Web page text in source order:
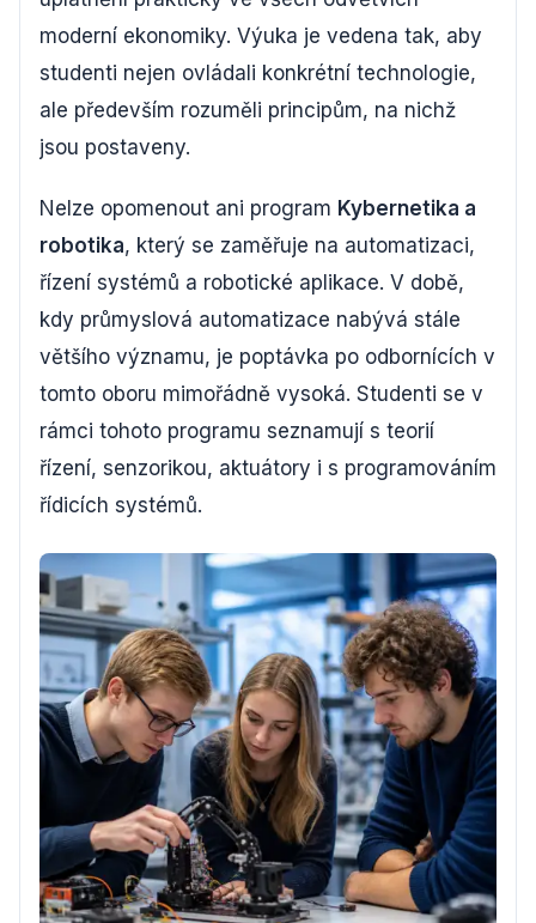
moderní ekonomiky. Výuka je vedena tak, aby
studenti nejen ovládali konkrétní technologie,
ale především rozuměli principům, na nichž
jsou postaveny.
Nelze opomenout ani program Kybernetika a
robotika, který se zaměřuje na automatizaci,
řízení systémů a robotické aplikace. V době,
kdy průmyslová automatizace nabývá stále
většího významu, je poptávka po odbornících v
tomto oboru mimořádně vysoká. Studenti se v
rámci tohoto programu seznamují s teorií
řízení, senzorikou, aktuátory i s programováním
řídicích systémů.